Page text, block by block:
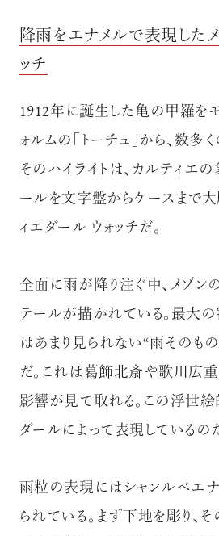
降雨をエナメルで表現した
ッチ
1912年に誕生した亀の甲羅を
ォルムの「トーチュ」から、数多
そのハイライトは、カルティエ
ールを文字盤からケースまで大
ィエダール ウォッチだ。
全面に雨が降り注ぐ中、メゾン
テールが描かれている。最大
はあまり見られない“雨そのも
だ。これは葛飾北斎や歌川広
影響が見て取れる。この浮世絵
ダールによって表現しているの
雨粒の表現にはシャンルベエ
られている。まず下地を彫り、